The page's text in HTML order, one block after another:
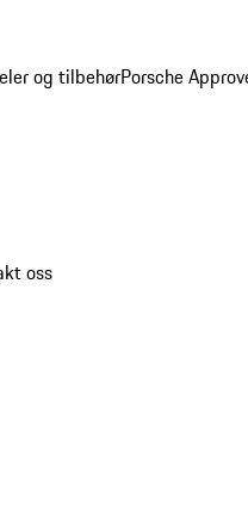
og tilbehørPorsche
oss